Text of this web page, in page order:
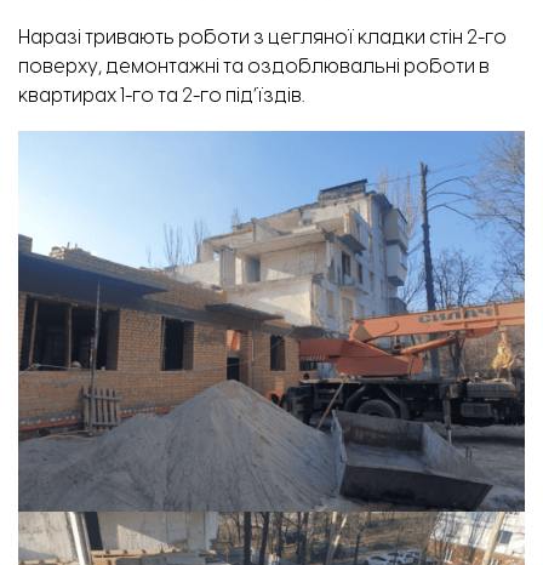
Наразі тривають роботи з цегляної кладки стін 2-го
поверху, демонтажні та оздоблювальні роботи в
квартирах 1-го та 2-го під’їздів.